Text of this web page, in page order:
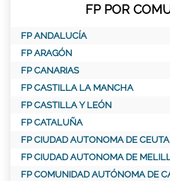
FP POR
FP ANDALUCÍA
FP ARAGÓN
FP CANARIAS
FP CASTILLA LA MANCHA
FP CASTILLA Y LEÓN
FP CATALUÑA
FP CIUDAD AUTONOMA DE CEUTA
FP CIUDAD AUTONOMA DE
FP COMUNIDAD AUTÓNOMA DE